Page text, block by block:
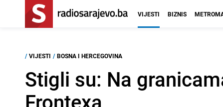
VIJESTI BIZNIS
/ VIJESTI / BOSNA I HERCEGOVINA
Stigli su: Na